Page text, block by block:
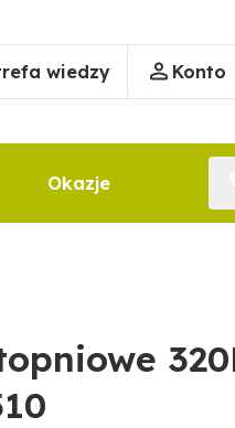
wiedzy Konto
Okazje